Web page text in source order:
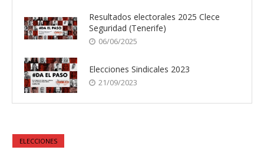
Resultados electorales 2025 Clece
Seguridad (Tenerife)
06/06/2025
Elecciones Sindicales 2023
21/09/2023
ELECCIONES